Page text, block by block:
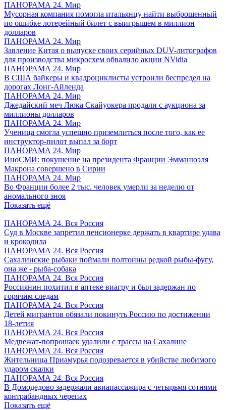
ПАНОРАМА 24. Мир
Мусорная компания помогла итальянцу найти выброшенный
по ошибке лотерейный билет с выигрышем в миллион
долларов
ПАНОРАМА 24. Мир
Завление Китая о выпуске своих серийных DUV-литографов
для производства микросхем обвалило акции NVidia
ПАНОРАМА 24. Мир
В США байкеры и квадроциклисты устроили беспредел на
дорогах Лонг-Айленда
ПАНОРАМА 24. Мир
Джедайский меч Люка Скайуокера продали с аукциона за
миллионы долларов
ПАНОРАМА 24. Мир
Ученица смогла успешно приземлиться после того, как ее
инструктор-пилот выпал за борт
ПАНОРАМА 24. Мир
ИноСМИ: покушение на президента Франции Эмманюэля
Макрона совершено в Сирии
ПАНОРАМА 24. Мир
Во Франции более 2 тыс. человек умерли за неделю от
аномального зноя
Показать ещё
ПАНОРАМА 24. Вся Россия
Суд в Москве запретил пенсионерке держать в квартире удава
и крокодила
ПАНОРАМА 24. Вся Россия
Сахалинские рыбаки поймали полтонны редкой рыбы-фугу,
она же - рыба-собака
ПАНОРАМА 24. Вся Россия
Россиянин похитил в аптеке виагру и был задержан по
горячим следам
ПАНОРАМА 24. Вся Россия
Детей мигрантов обязали покинуть Россию по достижении
18-летия
ПАНОРАМА 24. Вся Россия
Медвежат-попрошаек удалили с трассы на Сахалине
ПАНОРАМА 24. Вся Россия
Жительница Приамурья подозревается в убийстве любимого
ударом скалки
ПАНОРАМА 24. Вся Россия
В Домодедово задержали авиапассажира с четырьмя сотнями
контрабандных черепах
Показать ещё